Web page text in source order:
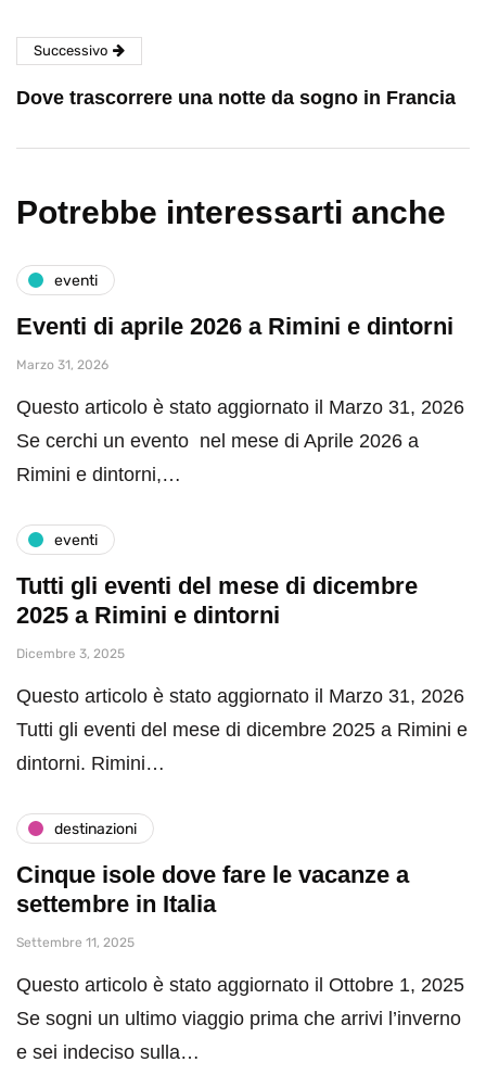
Successivo
Dove trascorrere una notte da sogno in Francia
Potrebbe interessarti anche
eventi
Eventi di aprile 2026 a Rimini e dintorni
Marzo 31, 2026
Questo articolo è stato aggiornato il Marzo 31, 2026
Se cerchi un evento nel mese di Aprile 2026 a
Rimini e dintorni,…
eventi
Tutti gli eventi del mese di dicembre
2025 a Rimini e dintorni
Dicembre 3, 2025
Questo articolo è stato aggiornato il Marzo 31, 2026
Tutti gli eventi del mese di dicembre 2025 a Rimini e
dintorni. Rimini…
destinazioni
Cinque isole dove fare le vacanze a
settembre in Italia
Settembre 11, 2025
Questo articolo è stato aggiornato il Ottobre 1, 2025
Se sogni un ultimo viaggio prima che arrivi l’inverno
e sei indeciso sulla…